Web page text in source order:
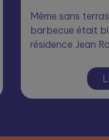
Même sans
barbecue était
résidence Jean